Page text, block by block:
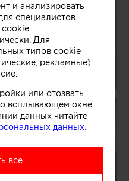
и анализировать
специалистов.
cookie
Для
типов cookie
рекламные)
или отозвать
всплывающем окне.
данных читайте
данных.
все